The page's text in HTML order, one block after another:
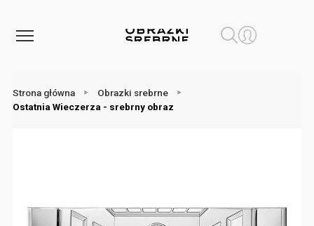
Strona główna
Obrazki srebrne
Ostatnia Wieczerza - srebrny obraz